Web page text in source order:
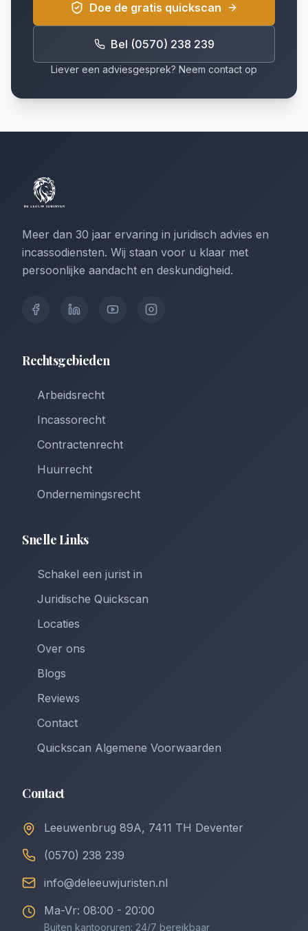
Doe de gratis quickscan
Bel (0570) 238 239
Liever een adviesgesprek? Neem contact op
Meer dan 30 jaar ervaring in juridisch advies en
incassodiensten. Wij staan voor u klaar met
persoonlijke aandacht en deskundigheid.
Rechtsgebieden
Arbeidsrecht
Incassorecht
Contractenrecht
Huurrecht
Ondernemingsrecht
Snelle Links
Schakel een jurist in
Juridische Quickscan
Locaties
Over ons
Blogs
Reviews
Contact
Quickscan Algemene Voorwaarden
Contact
Leeuwenbrug 89A, 7411 TH Deventer
(0570) 238 239
info@deleeuwjuristen.nl
Ma-Vr: 08:00 - 20:00
Buiten kantooruren: 24/7 bereikbaar